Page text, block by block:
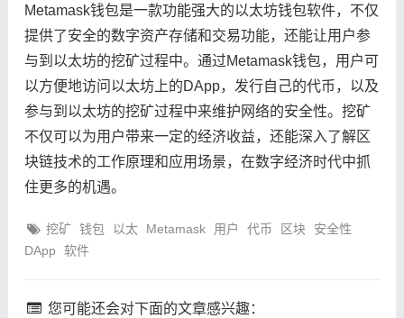
Metamask钱包是一款功能强大的以太坊钱包软件，不仅
提供了安全的数字资产存储和交易功能，还能让用户参
与到以太坊的挖矿过程中。通过Metamask钱包，用户可
以方便地访问以太坊上的DApp，发行自己的代币，以及
参与到以太坊的挖矿过程中来维护网络的安全性。挖矿
不仅可以为用户带来一定的经济收益，还能深入了解区
块链技术的工作原理和应用场景，在数字经济时代中抓
住更多的机遇。
挖矿 钱包 以太 Metamask 用户 代币 区块
安全性
DApp
软件
您可能还会对下面的文章感兴趣：